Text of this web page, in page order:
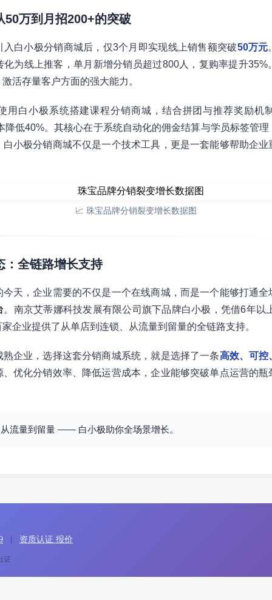
50万到月招200+的突破
白小极分销商城后，仅3个月即实现线上销售额突破50万元
化为线上推客，单月新增分销员超过800人，复购率提升35%
活存量客户方面的强大能力。
用白小极系统搭建课程分销商城，结合拼团与推荐奖励机
降低40%。其核心在于系统自动化的佣金结算与学员标签管
小极分销商城不仅是一个技术工具，更是一套能够帮助企
📈 珠宝品牌分销裂变增长数据图
：全链路增长支持
天，企业需要的不仅是一个在线商城，而是一个能够打通
。南京艾蒂娜科技发展有限公司旗下品牌白小极，凭借6年以
企业提供了从单店到连锁、从流量到留量的全链路支持。
企业，选择这套分销商城系统，就是选择了一条高效、可控
优化分销效率、降低运营成本，企业能够突破单点运营的
流量到留量 —— 白小极助你全场景增长。
资质认证 报价
证